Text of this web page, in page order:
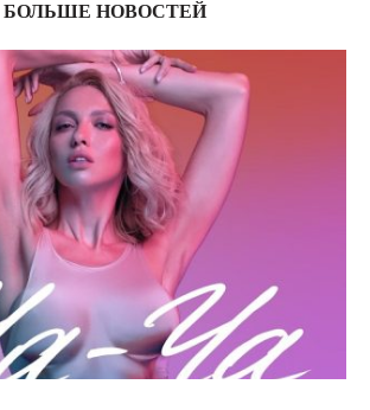
БОЛЬШЕ НОВОСТЕЙ